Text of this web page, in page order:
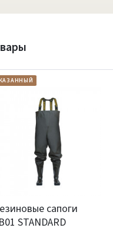
сапоги
STANDARD